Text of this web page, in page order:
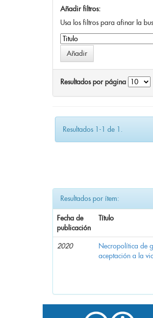
Añadir filtros:
Usa los filtros para afinar la
Resultados por página
Resultados 1-1 de 1.
Resultados por ítem:
Fecha de
publicación
Título
2020
Necropolítica de
aceptación a la